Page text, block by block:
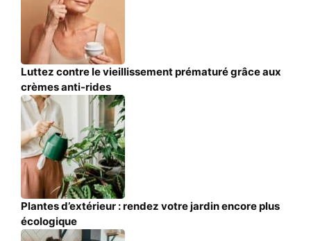
Luttez contre le vieillissement prématuré grâce aux
crèmes anti-rides
Plantes d’extérieur : rendez votre jardin encore plus
écologique